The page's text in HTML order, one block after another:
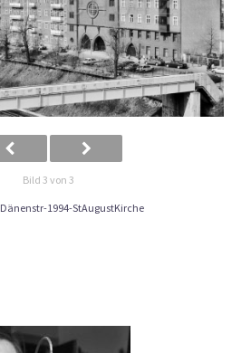
Bild 3 von 3
1994-StAugustKirche